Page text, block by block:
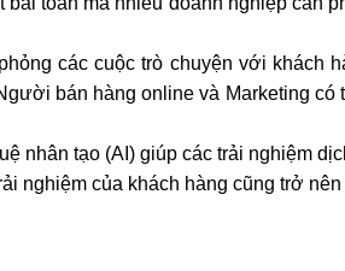
các cuộc trò chuyện với khách
bán hàng online và Marketing có
nhân tạo (AI) giúp các trải nghiệm
nghiệm của khách hàng cũng trở